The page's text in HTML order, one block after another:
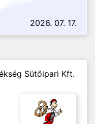
2026. 07. 17.
Sütőipari Kft.